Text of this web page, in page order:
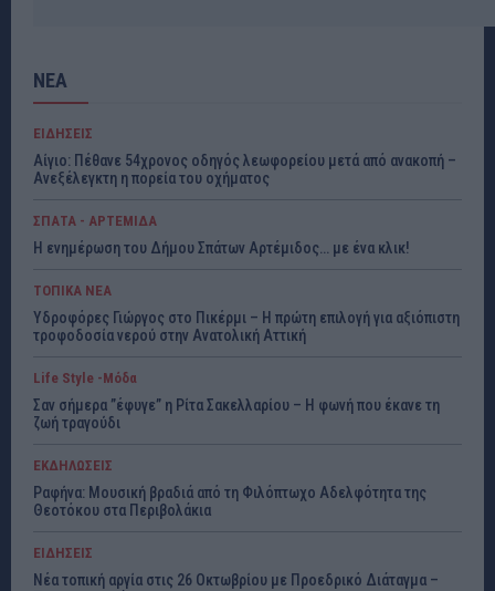
ΝΕΑ
ΕΙΔΗΣΕΙΣ
Αίγιο: Πέθανε 54χρονος οδηγός λεωφορείου μετά από ανακοπή –
Ανεξέλεγκτη η πορεία του οχήματος
ΣΠΑΤΑ - ΑΡΤΕΜΙΔΑ
Η ενημέρωση του Δήμου Σπάτων Αρτέμιδος… με ένα κλικ!
ΤΟΠΙΚΑ ΝΕΑ
Υδροφόρες Γιώργος στο Πικέρμι – Η πρώτη επιλογή για αξιόπιστη
τροφοδοσία νερού στην Ανατολική Αττική
Life Style -Μόδα
Σαν σήμερα ”έφυγε” η Ρίτα Σακελλαρίου – Η φωνή που έκανε τη
ζωή τραγούδι
ΕΚΔΗΛΩΣΕΙΣ
Ραφήνα: Μουσική βραδιά από τη Φιλόπτωχο Αδελφότητα της
Θεοτόκου στα Περιβολάκια
ΕΙΔΗΣΕΙΣ
Νέα τοπική αργία στις 26 Οκτωβρίου με Προεδρικό Διάταγμα –